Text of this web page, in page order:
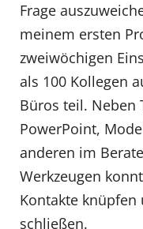
Frage
meinem ersten
zweiwöchigen
als 100 Kollegen
Büros teil. Neben
PowerPoint,
anderen im
Werkzeugen
Kontakte knüpfen
schließen.